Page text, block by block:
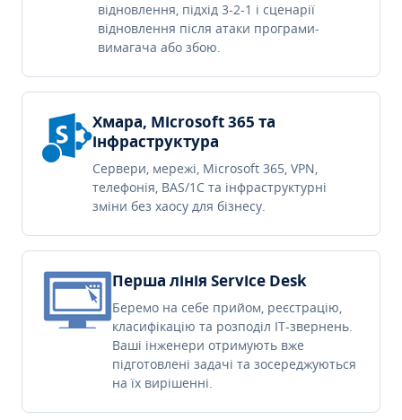
відновлення, підхід 3-2-1 і сценарії
відновлення після атаки програми-
вимагача або збою.
Хмара, Microsoft 365 та
інфраструктура
Сервери, мережі, Microsoft 365, VPN,
телефонія, BAS/1C та інфраструктурні
зміни без хаосу для бізнесу.
Перша лінія Service Desk
Беремо на себе прийом, реєстрацію,
класифікацію та розподіл IT-звернень.
Ваші інженери отримують вже
підготовлені задачі та зосереджуються
на їх вирішенні.